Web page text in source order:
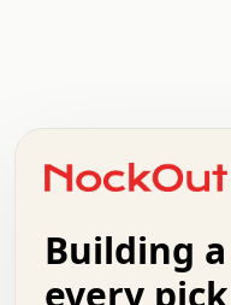
+   .   .   .   .
.   .   .   .   .
.   .   .   .   +
Building
every